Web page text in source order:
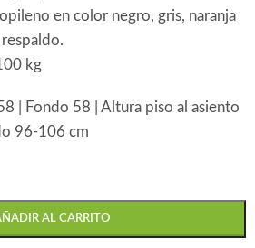
en color negro, gris, naranja
kg
| Fondo 58 | Altura piso al asiento
96-106 cm
AL CARRITO